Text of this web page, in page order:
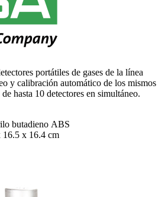
portátiles de gases de la línea
y calibración automático de los mismos
hasta 10 detectores en simultáneo.
butadieno ABS
x 16.4 cm